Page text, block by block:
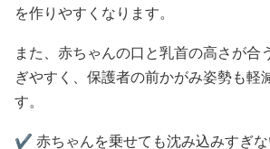
を作りやすくなります。
また、赤ちゃんの口と乳首の高さが合
ぎやすく、保護者の前かがみ姿勢も軽
す。
✔️ 赤ちゃんを乗せても沈み込みすぎ